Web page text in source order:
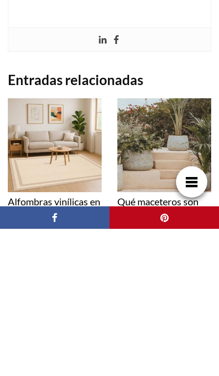
Entradas relacionadas
Alfombras vinílicas en
cocina y comedor: una
solución práctica para
Qué maceteros son
mejor para exterior:
guía para decorar con